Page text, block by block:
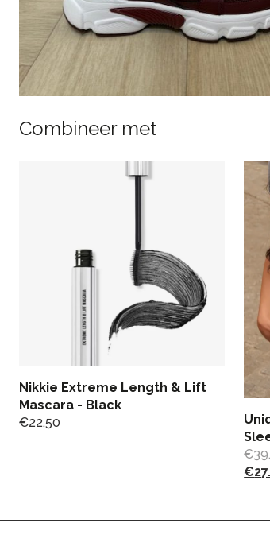
Combineer met
Nikkie Extreme Length & Lift
Mascara - Black
€22.50
€
€